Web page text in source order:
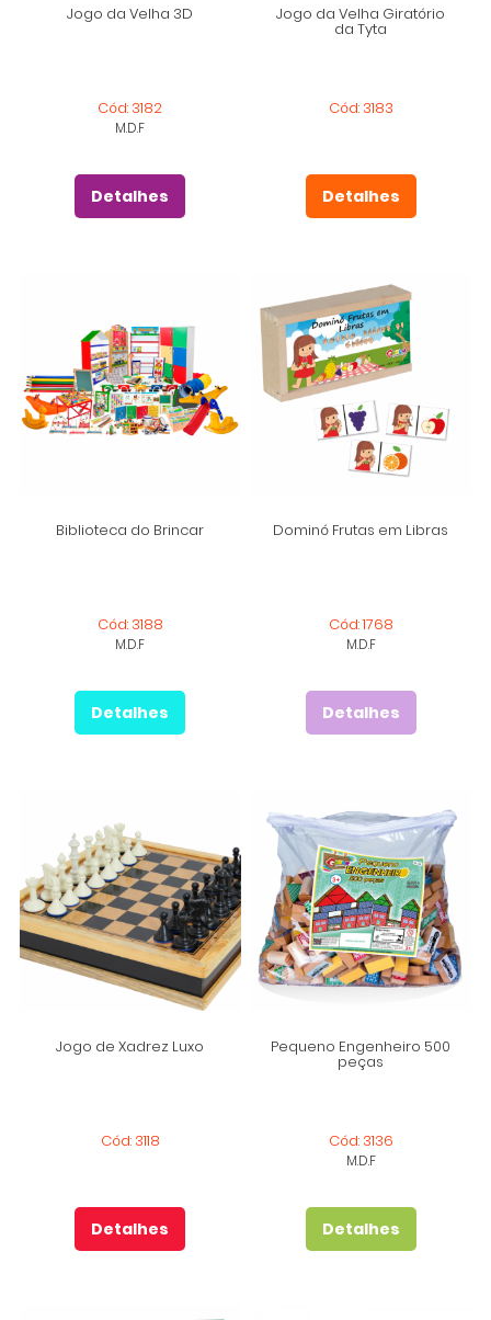
Jogo da Velha 3D
Cód: 3182
M.D.F
Detalhes
Jogo da Velha Giratório
da Tyta
Cód: 3183
Detalhes
Biblioteca do Brincar
Cód: 3188
M.D.F
Detalhes
Dominó Frutas em Libras
Cód: 1768
M.D.F
Detalhes
Jogo de Xadrez Luxo
Cód: 3118
Detalhes
Pequeno Engenheiro 500
peças
Cód: 3136
M.D.F
Detalhes